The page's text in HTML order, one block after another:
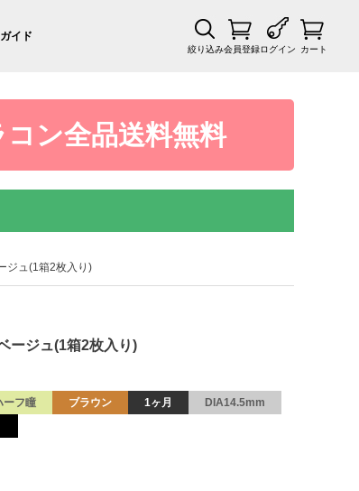
イド
絞り込み会員登録ログイン カート
コン全品送料無料
ジュ(1箱2枚入り)
ージュ(1箱2枚入り)
ーフ瞳 ブラウン 1ヶ月
DIA14.5mm